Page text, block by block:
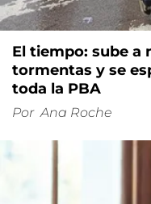
El tiempo: sube a
tormentas y se
toda la PBA
Por Ana Roche